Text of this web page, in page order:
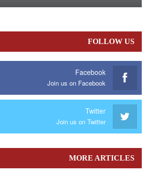
FOLLOW US
Facebook
Join us on Facebook
Twitter
Join us on Twitter
MORE ARTICLES